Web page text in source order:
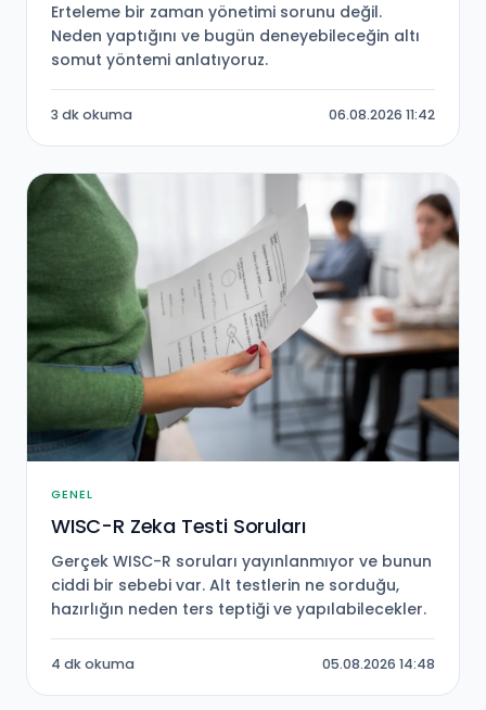
Erteleme bir zaman yönetimi sorunu değil.
Neden yaptığını ve bugün deneyebileceğin altı
somut yöntemi anlatıyoruz.
3 dk okuma 06.08.2026 11:42
GENEL
WISC-R Zeka Testi Soruları
Gerçek WISC-R soruları yayınlanmıyor ve bunun
ciddi bir sebebi var. Alt testlerin ne sorduğu,
hazırlığın neden ters teptiği ve yapılabilecekler.
4 dk okuma 05.08.2026 14:48